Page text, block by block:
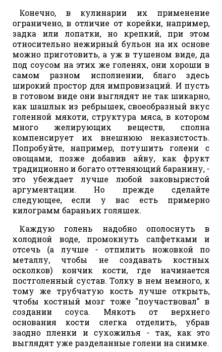
Конечно, в кулинарии их применение
ограничено, в отличие от корейки, например,
задка или лопатки, но крепкий, при этом
относительно нежирный бульон на их основе
можно приготовить, а уж в тушеном виде, да
под соусом на этих же голенях, они хороши в
самом разном исполнении, благо здесь
широкий простор для импровизаций. И пусть
в готовом виде они выглядят не так шикарно,
как шашлык из ребрышек, своеобразный вкус
голенной мякоти, структура мяса, в котором
много желирующих веществ, сполна
компенсирует их внешнюю неказистость.
Попробуйте, например, потушить голени с
овощами, позже добавив айву, как фрукт
традиционно и богато оттеняющий баранину, -
это убеждает лучше любой заковыристой
аргументации. Но прежде сделайте
следующее, если у вас есть примерно
килограмм бараньих голяшек.
Каждую голень надобно ополоснуть в
холодной воде, промокнуть салфетками и
отсечь (а лучше - отпилить ножовкой по
металлу, чтобы не создавать костных
осколков) кончик кости, где начинается
постголенный сустав. Толку в нем немного, к
тому же трубчатую кость лучше открыть,
чтобы костный мозг тоже "поучаствовал" в
создании соуса. Мякоть от верхнего
основания кости слегка отделить, убрав
заодно пленки и сухожилья - так, как это
выглядят уже разделанные голени на снимке.